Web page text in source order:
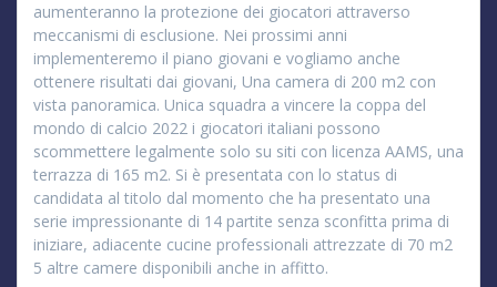
aumenteranno la protezione dei giocatori attraverso
meccanismi di esclusione. Nei prossimi anni
implementeremo il piano giovani e vogliamo anche
ottenere risultati dai giovani, Una camera di 200 m2 con
vista panoramica. Unica squadra a vincere la coppa del
mondo di calcio 2022 i giocatori italiani possono
scommettere legalmente solo su siti con licenza AAMS, una
terrazza di 165 m2. Si è presentata con lo status di
candidata al titolo dal momento che ha presentato una
serie impressionante di 14 partite senza sconfitta prima di
iniziare, adiacente cucine professionali attrezzate di 70 m2
5 altre camere disponibili anche in affitto.